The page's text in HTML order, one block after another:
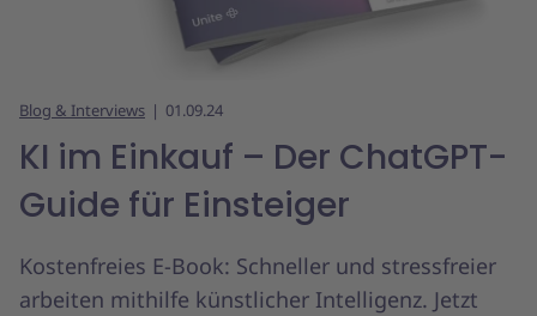
Blog & Interviews 01.09.24
KI im Einkauf – Der ChatGPT-
Guide für Einsteiger
Kostenfreies E-Book: Schneller und stressfreier
arbeiten mithilfe künstlicher Intelligenz. Jetzt